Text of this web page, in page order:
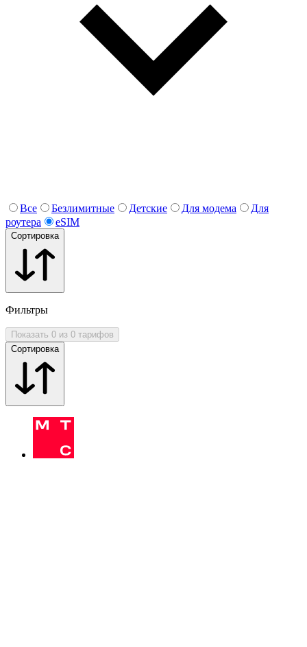
Все Безлимитные Детские Для модема
Для
роутера
eSIM
Сортировка
Фильтры
Показать 0 из 0 тарифов
Сортировка